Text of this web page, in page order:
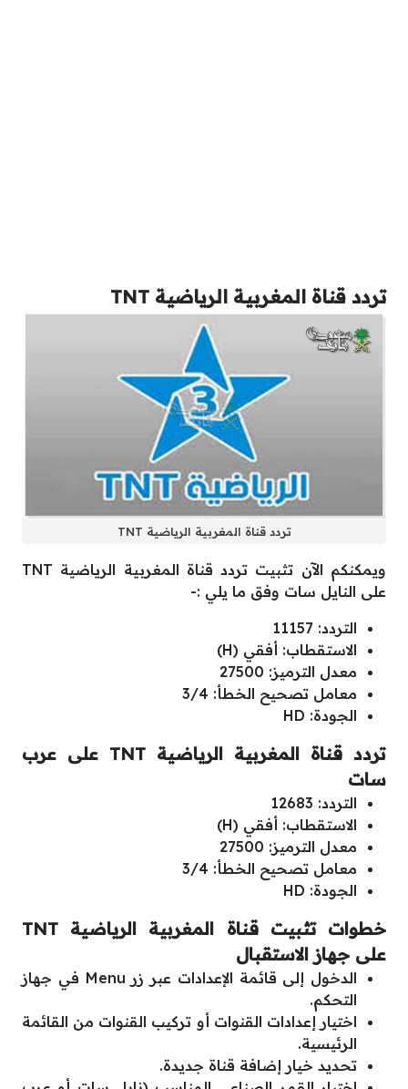
تردد قناة المغربية الرياضية TNT
تردد قناة المغربية الرياضية TNT
ويمكنكم الآن تثبيت تردد قناة المغربية الرياضية TNT
على النايل سات وفق ما يلي :-
التردد: 11157
الاستقطاب: أفقي (H)
معدل الترميز: 27500
معامل تصحيح الخطأ: 3/4
الجودة: HD
تردد قناة المغربية الرياضية TNT على عرب
سات
التردد: 12683
الاستقطاب: أفقي (H)
معدل الترميز: 27500
معامل تصحيح الخطأ: 3/4
الجودة: HD
خطوات تثبيت قناة المغربية الرياضية TNT
على جهاز الاستقبال
الدخول إلى قائمة الإعدادات عبر زر Menu في جهاز
التحكم.
اختيار إعدادات القنوات أو تركيب القنوات من القائمة
الرئيسية.
تحديد خيار إضافة قناة جديدة.